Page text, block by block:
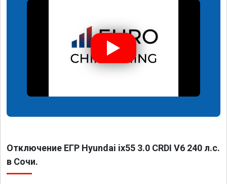
Отключение ЕГР Hyundai ix55 3.0 CRDI V6 240 л.с.
в Сочи.